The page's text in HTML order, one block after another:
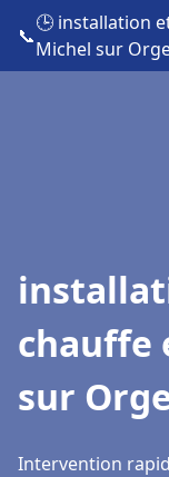
📞
🕒 installation
Michel sur
chauffe
sur
Intervention